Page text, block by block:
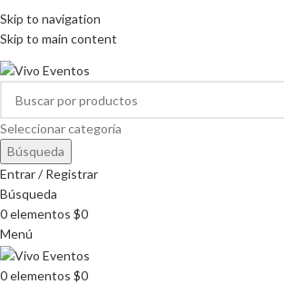
Skip to navigation
Skip to main content
HORARIOS DE ATENCIÓN: 8:00 - 17:00 HORAS
ARRIENDO DE MOBILIARIO PARA EVENTOS
Seleccionar categoría
Búsqueda
Entrar / Registrar
Búsqueda
0elementos $0
Menú
0elementos $0